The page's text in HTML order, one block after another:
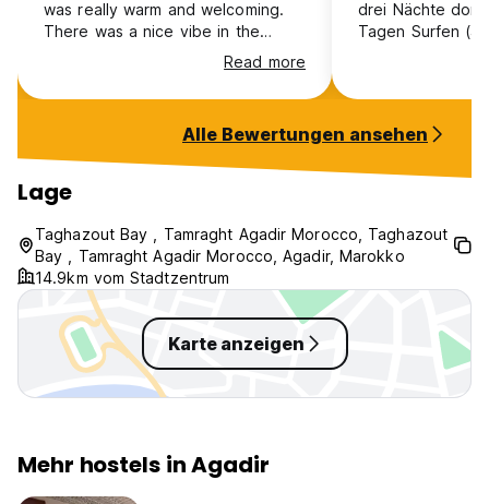
was really warm and welcoming.
There was a nice vibe in the
hostel with the other guests. We
did allot of activities together and
I would recommend this hostel for
Read more
drei Nächte dort
Tagen Surfen
und ich würde
mehr Zeit).
Alle Bewertungen ansehen
Lage
Taghazout Bay , Tamraght Agadir Morocco, Taghazout
Bay , Tamraght Agadir Morocco, Agadir, Marokko
14.9km vom Stadtzentrum
Karte anzeigen
Mehr hostels in Agadir